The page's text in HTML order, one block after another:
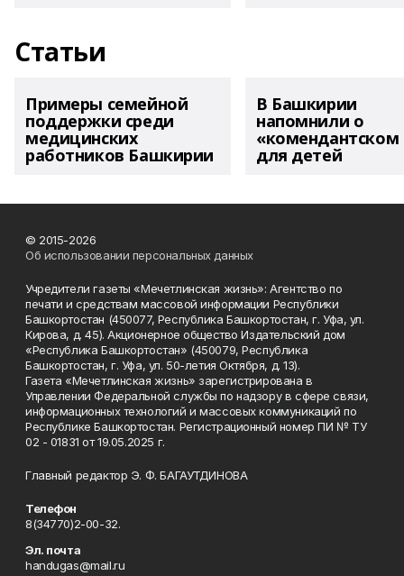
Статьи
Примеры семейной
поддержки среди
медицинских
работников Башкирии
В Башкирии
напомнили о
«комендантском
для детей
© 2015-2026
Об использовании персональных данных
Учредители газеты «Мечетлинская жизнь»: Агентство по
печати и средствам массовой информации Республики
Башкортостан (450077, Республика Башкортостан, г. Уфа, ул.
Кирова, д. 45). Акционерное общество Издательский дом
«Республика Башкортостан» (450079, Республика
Башкортостан, г. Уфа, ул. 50-летия Октября, д. 13).
Газета «Мечетлинская жизнь» зарегистрирована в
Управлении Федеральной службы по надзору в сфере связи,
информационных технологий и массовых коммуникаций по
Республике Башкортостан. Регистрационный номер ПИ № ТУ
02 - 01831 от 19.05.2025 г.
Главный редактор Э. Ф. БАГАУТДИНОВА
Телефон
8(34770)2-00-32.
Эл. почта
handugas@mail.ru